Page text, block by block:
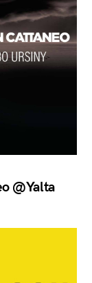
@Yalta